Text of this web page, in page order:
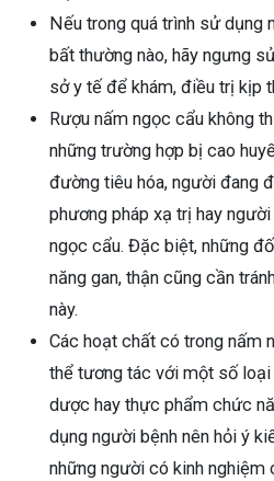
Nếu trong quá trình sử dụng
bất thường nào, hãy ngưng
sở y tế để khám, điều trị kịp
Rượu nấm ngọc cẩu không
những trường hợp bị cao
đường tiêu hóa, người đang
phương pháp xạ trị hay
ngọc cẩu. Đặc biệt, những
năng gan, thận cũng cần
này.
Các hoạt chất có trong nấm
thể tương tác với một số
dược hay thực phẩm chức
dụng người bệnh nên hỏi ý
những người có kinh